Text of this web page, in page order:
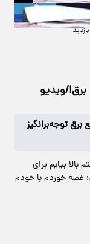
برق!/ویدیو
برق توجه‌برانگیز
بیایم برای
غصه خوردم با خودم